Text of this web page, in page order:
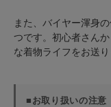
また、バイヤー渾身
つです。初心者さん
な着物ライフをお送り
■お取り扱いの注意